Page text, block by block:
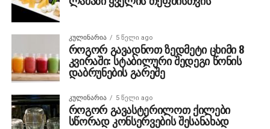
ᲙᲣᲚᲘᲜᲐᲠᲘᲐ 5 წელი ago
როგორ გავადნოთ ზედმეტი ცხიმი 8
კვირაში: სტაბილური შედეგი წონის
დაბრუნების გარეშე
ᲙᲣᲚᲘᲜᲐᲠᲘᲐ 5 წელი ago
როგორ გავასტერილოთ ქილები
სწორად კონსერვების შესანახად